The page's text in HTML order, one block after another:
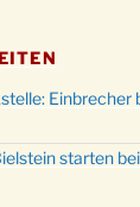
starten